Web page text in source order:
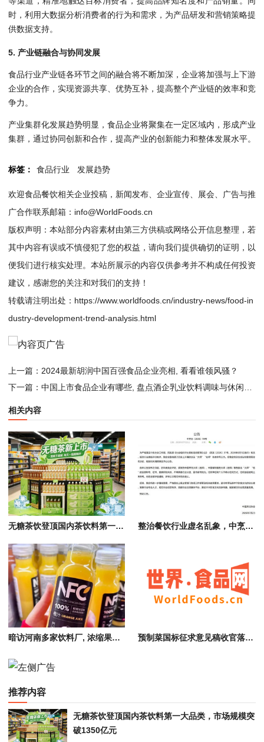
时，利用大数据分析消费者的行为和需求，为产品研发和营销策略提
供数据支持。
5. 产业链融合与协同发展
食品行业产业链各环节之间的融合将不断加深，企业将加强与上下游
企业的合作，实现资源共享、优势互补，提高整个产业链的效率和竞
争力。
产业集群化发展趋势明显，食品企业将聚集在一定区域内，形成产业
集群，通过协同创新和合作，提高产业的创新能力和整体发展水平。
标签： 食品行业 发展趋势
欢迎食品餐饮相关企业投稿，新闻发布、企业宣传、展会、广告与推
广合作联系邮箱：info@WorldFoods.cn
版权声明：本站部分内容素材由第三方供稿或网络公开信息整理，若
其中内容有误或不慎侵犯了您的权益，请向我们提供确切的证明，以
便我们进行核实处理。本站所展示的内容仅供参考并不构成任何投资
建议，感谢您的关注和对我们的支持！
转载请注明出处： https://www.worldfoods.cn/industry-news/food-in
dustry-development-trend-analysis.html
上一篇： 2024最新胡润中国百强食品企业亮相, 看看谁领风骚？
下一篇： 中国上市食品企业有哪些, 盘点酒企乳业饮料调味与休闲食品行业巨头
相关内容
无糖茶饮登顶国内茶饮料第一大品类，市场规模突破1350亿元 整治餐饮行业虚名乱象，中烹协官宣烹饪大师、美食城市等荣誉称号即刻失效
暗访河南多家饮料厂, 浓缩果浆与水勾兑冒充NFC果汁, 涉嫌虚假宣传 预制菜国标征求意见稿收官落地，行业迎来规范化转型
推荐内容
无糖茶饮登顶国内茶饮料第一大品类，市场规模突
破1350亿元